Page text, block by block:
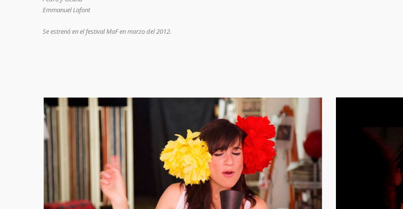
Emmanuel Lafont
Se estrenó en el festival MaF en marzo del 2012.